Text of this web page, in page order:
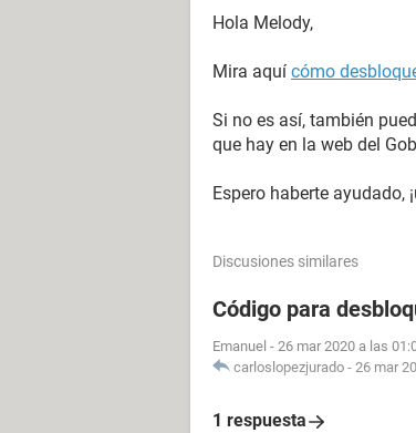
Hola Melody,
Mira aquí cómo
Si no es así, también
que hay en la web del
Espero haberte ayudado,
Discusiones similares
Código para
Emanuel - 26 mar 2020 a las
carloslopezjurado - 26 mar
1 respuesta